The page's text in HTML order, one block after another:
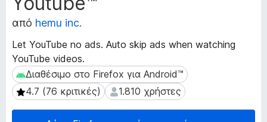
γ
ά
μ
α
από hemu inc.
Let YouTube no ads. Auto skip ads when watching
YouTube videos.
Διαθέσιμο στο Firefox για Android™
Διαθέσιμο στο Firefox για Android™
4.7 (76 κριτικές)
4.7 (76 κριτικές) 1.810 χρήστες
1.810 χρήστες
δ
ο
μ
έ
ν
α
ε
π